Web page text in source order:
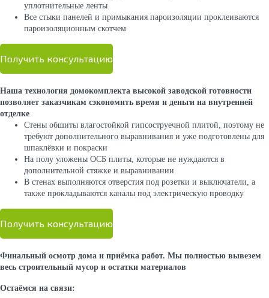
уплотнительные ленты
Все стыки панелей и примыкания пароизоляции проклеиваются
пароизоляционным скотчем
Получить консультацию
Наша технология домокомплекта высокой заводской готовности
позволяет заказчикам сэкономить время и деньги на внутренней
отделке
Стены обшиты влагостойкой гипсоструечной плитой, поэтому не
требуют дополнительного выравнивания и уже подготовлены для
шпаклёвки и покраски
На полу уложены ОСБ плиты, которые не нуждаются в
дополнительной стяжке и выравнивании
В стенах выполняются отверстия под розетки и выключатели, а
также прокладываются каналы под электрическую проводку
Получить консультацию
Финальный осмотр дома и приёмка работ. Мы полностью вывезем
весь строительный мусор и остатки материалов
Остаёмся на связи: